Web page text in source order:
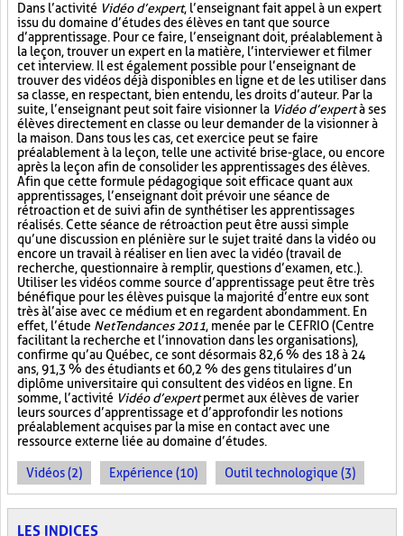
Dans l’activité Vidéo d’expert, l’enseignant fait appel à un expert
issu du domaine d’études des élèves en tant que source
d’apprentissage. Pour ce faire, l’enseignant doit, préalablement à
la leçon, trouver un expert en la matière, l’interviewer et filmer
cet interview. Il est également possible pour l’enseignant de
trouver des vidéos déjà disponibles en ligne et de les utiliser dans
sa classe, en respectant, bien entendu, les droits d’auteur. Par la
suite, l’enseignant peut soit faire visionner la Vidéo d’expertà ses
élèves directement en classe ou leur demander de la visionner à
la maison. Dans tous les cas, cet exercice peut se faire
préalablement à la leçon, telle une activité brise-glace, ou encore
après la leçon afin de consolider les apprentissages des élèves.
Afin que cette formule pédagogique soit efficace quant aux
apprentissages, l’enseignant doit prévoir une séance de
rétroaction et de suivi afin de synthétiser les apprentissages
réalisés. Cette séance de rétroaction peut être aussi simple
qu’une discussion en plénière sur le sujet traité dans la vidéo ou
encore un travail à réaliser en lien avec la vidéo (travail de
recherche, questionnaire à remplir, questions d’examen, etc.).
Utiliser les vidéos comme source d’apprentissage peut être très
bénéfique pour les élèves puisque la majorité d’entre eux sont
très à l’aise avec ce médium et en regardent abondamment. En
effet, l’étude NetTendances 2011, menée par le CEFRIO (Centre
facilitant la recherche et l’innovation dans les organisations),
confirme qu’au Québec, ce sont désormais 82,6 % des 18 à 24
ans, 91,3 % des étudiants et 60,2 % des gens titulaires d’un
diplôme universitaire qui consultent des vidéos en ligne. En
somme, l’activité Vidéo d’expertpermet aux élèves de varier
leurs sources d’apprentissage et d’approfondir les notions
préalablement acquises par la mise en contact avec une
ressource externe liée au domaine d’études.
Vidéos (2) Expérience (10) Outil technologique (3)
LES INDICES